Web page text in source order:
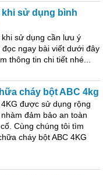
khi sử dụng bình
sử dụng cần lưu ý
ngay bài viết dưới đây
thông tin chi tiết nhé...
cháy bột ABC 4kg
được sử dụng rộng
đảm bảo an toàn
Cùng chúng tôi tìm
cháy bột ABC 4KG